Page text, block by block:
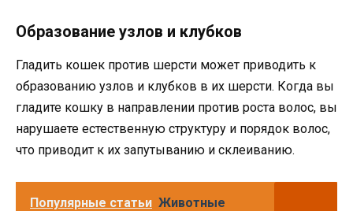
Образование узлов и клубков
Гладить кошек против шерсти может приводить к
образованию узлов и клубков в их шерсти. Когда вы
гладите кошку в направлении против роста волос, вы
нарушаете естественную структуру и порядок волос,
что приводит к их запутыванию и склеиванию.
Популярные статьи Животные